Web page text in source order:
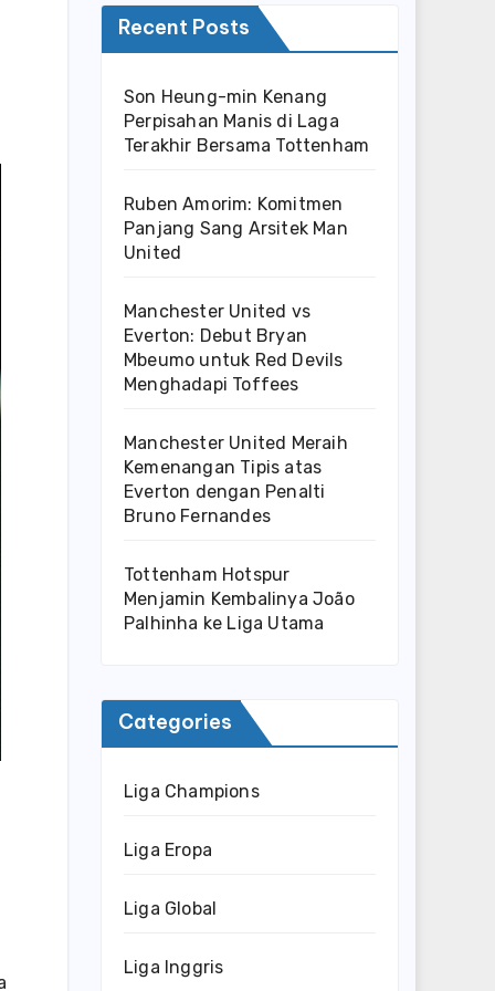
Recent Posts
Son Heung-min Kenang
Perpisahan Manis di Laga
Terakhir Bersama Tottenham
Ruben Amorim: Komitmen
Panjang Sang Arsitek Man
United
Manchester United vs
Everton: Debut Bryan
Mbeumo untuk Red Devils
Menghadapi Toffees
Manchester United Meraih
Kemenangan Tipis atas
Everton dengan Penalti
Bruno Fernandes
Tottenham Hotspur
Menjamin Kembalinya João
Palhinha ke Liga Utama
Categories
Liga Champions
Liga Eropa
Liga Global
Liga Inggris